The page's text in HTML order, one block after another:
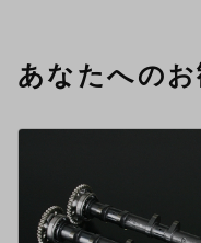
あなたへのお